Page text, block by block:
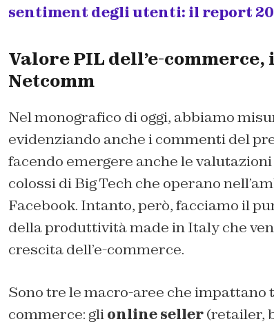
sentiment degli utenti: il report
Valore PIL dell’e-
Netcomm
Nel monografico di oggi, abbiamo
evidenziando anche i commenti del
facendo emergere anche le
colossi di Big Tech che operano
Facebook. Intanto, però, facciamo il
della produttività made in Italy che
crescita dell’e-commerce.
Sono tre le macro-aree che impattano
commerce: glionline seller(retailer,